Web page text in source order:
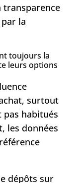
la
toujours la
leurs options
surtout
pas habitués
les données
dépôts sur